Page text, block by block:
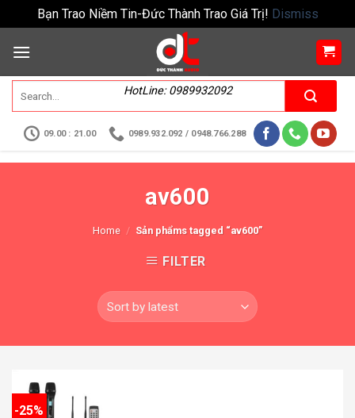
Bạn Trao Niềm Tin-Đức Thành Trao Giá Trị! Dismiss
HotLine: 0989932092
09.00 : 21.00 0989.932.092 / 0948.766.288
av600
Home / Sản phẩms tagged “av600”
FILTER
-25%